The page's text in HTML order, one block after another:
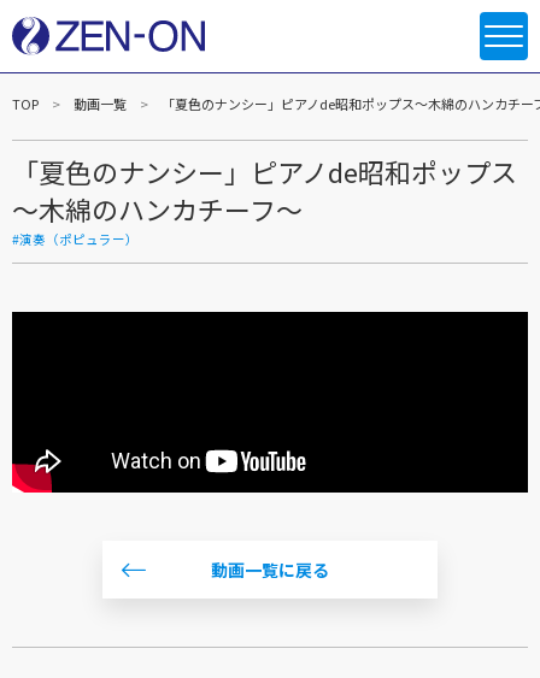
TOP 動画一覧 「夏色のナンシー」ピアノde昭和ポップス～木綿のハンカチー
「夏色のナンシー」ピアノde昭和ポップス
～木綿のハンカチーフ～
#演奏（ポピュラー）
動画一覧に戻る